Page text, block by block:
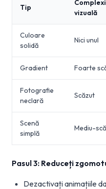
Tip
vizuală
Culoare
solidă
Nici unul
Gradient Foarte
Fotografie
neclară
Scăzut
Scenă
simplă
Mediu-
Pasul 3: Reduceți
Dezactivați animațiile